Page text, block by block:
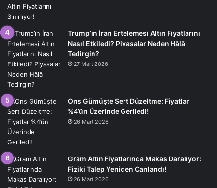
Trump’ın İran Ertelemesi Altın Fiyatlarını
Nasıl Etkiledi? Piyasalar Neden Hâlâ
Tedirgin?
27 Mart 2026
Ons Gümüşte Sert Düzeltme: Fiyatlar
%4’ün Üzerinde Geriledi!
26 Mart 2026
Gram Altın Fiyatlarında Makas Daralıyor:
Fiziki Talep Yeniden Canlandı!
26 Mart 2026